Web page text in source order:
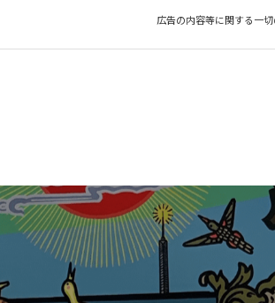
広告の内容等に関する一